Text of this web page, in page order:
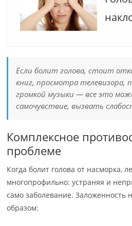
Если болит голова, стоит
книг, просмотра телевизора,
громкой музыки — все это
самочувствие, вызвать
Комплексное
проблеме
Когда болит голова от насморка,
многопрофильно: устраняя и
само заболевание. Заложенность
образом: